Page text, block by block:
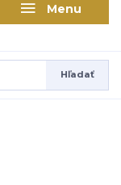
Menu
Hľadať